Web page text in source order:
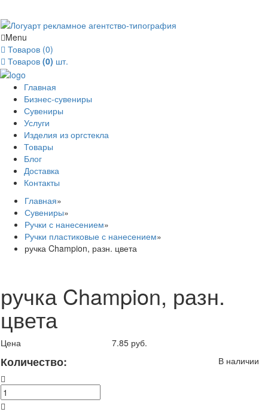
Menu
Товаров (0)
Товаров (0) шт.
Главная
Бизнес-сувениры
Сувениры
Услуги
Изделия из оргстекла
Товары
Блог
Доставка
Контакты
Главная»
Сувениры»
Ручки с нанесением»
Ручки пластиковые с нанесением»
ручка Champion, разн. цвета
ручка Champion, разн.
цвета
Цена
7.85 руб.
В наличии
Количество: